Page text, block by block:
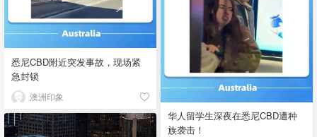
悉尼CBD附近突发事故，现场紧
急封锁
澳洲印象
华人留学生深夜在悉尼CBD遭种
族袭击！